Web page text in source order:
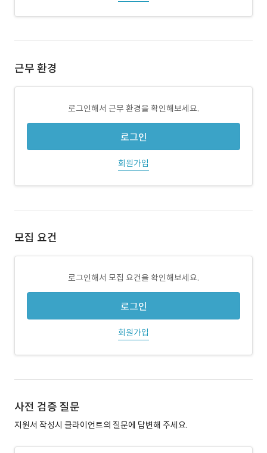
근무 환경
로그인해서 근무 환경을 확인해보세요.
로그인
회원가입
모집 요건
로그인해서 모집 요건을 확인해보세요.
로그인
회원가입
사전 검증 질문
지원서 작성시 클라이언트의 질문에 답변해 주세요.